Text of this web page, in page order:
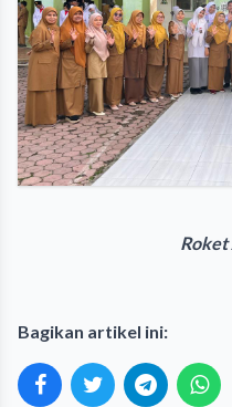
Roket Air
Bagikan artikel ini: